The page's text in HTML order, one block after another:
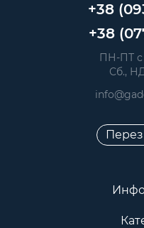
+38
+38
ПН-ПТ с
Сб.,